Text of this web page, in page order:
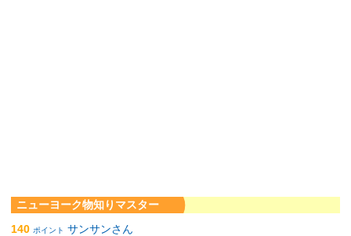
ニューヨーク物知りマスター
140 ポイント サンサンさん